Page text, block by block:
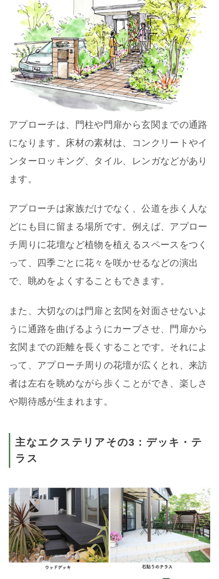
アプローチは、門柱や門扉から玄関までの通路
になります。床材の素材は、コンクリートやイ
ンターロッキング、タイル、レンガなどがあり
ます。
アプローチは家族だけでなく、公道を歩く人な
どにも目に留まる場所です。例えば、アプロー
チ周りに花壇など植物を植えるスペースをつく
って、四季ごとに花々を咲かせるなどの演出
で、眺めをよくすることもできます。
また、大切なのは門扉と玄関を対面させないよ
うに通路を曲げるようにカーブさせ、門扉から
玄関までの距離を長くすることです。それによ
って、アプローチ周りの花壇が広くとれ、来訪
者は左右を眺めながら歩くことができ、楽しさ
や期待感が生まれます。
主なエクステリアその3：デッキ・テ
ラス